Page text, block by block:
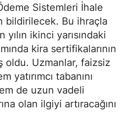
Sistemleri İhale
bildirilecek. Bu ihraçla
ikinci yarısındaki
kira sertifikalarının
oldu. Uzmanlar, faizsiz
yatırımcı tabanını
de uzun vadeli
olan ilgiyi artıracağını